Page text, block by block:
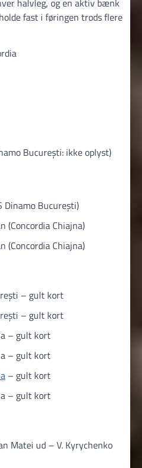
halvleg, og en aktiv bænk
fast i føringen trods flere
București: ikke oplyst)
Dinamo București)
(Concordia Chiajna)
(Concordia Chiajna)
– gult kort
– gult kort
– gult kort
– gult kort
– gult kort
– gult kort
Matei ud – V. Kyrychenko